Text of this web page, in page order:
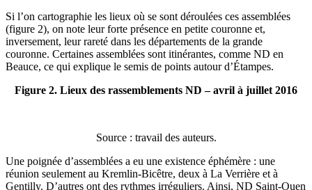
Si l’on cartographie les lieux où se sont déroulées ces assemblées
(figure 2), on note leur forte présence en petite couronne et,
inversement, leur rareté dans les départements de la grande
couronne. Certaines assemblées sont itinérantes, comme ND en
Beauce, ce qui explique le semis de points autour d’Étampes.
Figure 2. Lieux des rassemblements ND – avril à juillet 2016
Source : travail des auteurs.
Une poignée d’assemblées a eu une existence éphémère : une
réunion seulement au Kremlin-Bicêtre, deux à La Verrière et à
Gentilly. D’autres ont des rythmes irréguliers. Ainsi, ND Saint‑Ouen